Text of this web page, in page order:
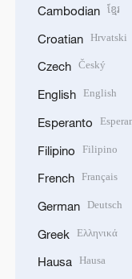
Cambodian ខ្មែរ
Croatian Hrvatski
Czech Český
English English
Esperanto
Filipino Filipino
French Français
German Deutsch
Greek Ελληνικά
Hausa Hausa